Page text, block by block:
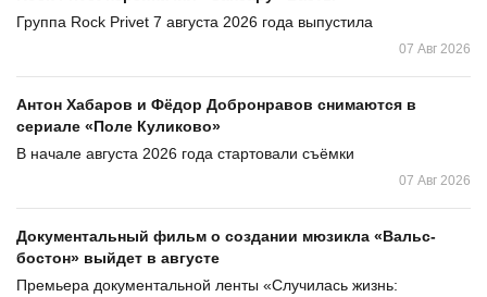
Группа Rock Privet 7 августа 2026 года выпустила
07 Авг 2026
Антон Хабаров и Фёдор Добронравов снимаются в
сериале «Поле Куликово»
В начале августа 2026 года стартовали съёмки
07 Авг 2026
Документальный фильм о создании мюзикла «Вальс-
бостон» выйдет в августе
Премьера документальной ленты «Случилась жизнь: